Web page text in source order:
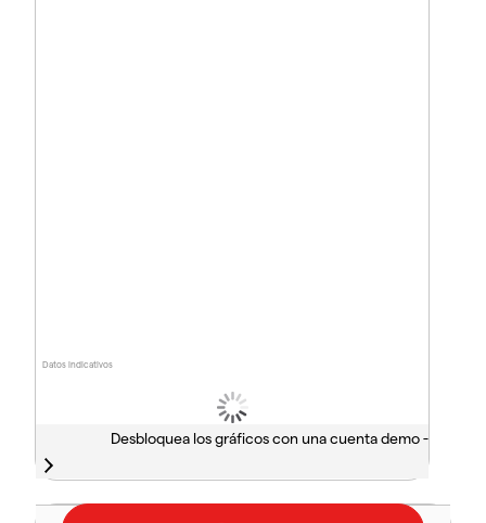
Datos indicativos
Desbloquea los gráficos con una cuenta demo -